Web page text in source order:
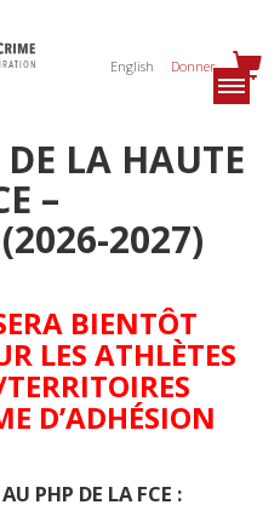
English Donner
LA HAUTE
–
2027)
BIENTÔT
LES ATHLÈTES
D’ADHÉSION
PHP DE LA FCE :